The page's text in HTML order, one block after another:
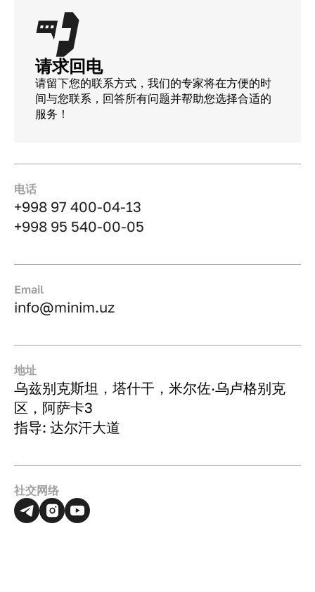
请求回电
请留下您的联系方式，我们的专家将在方便的时
间与您联系，回答所有问题并帮助您选择合适的
服务！
电话
+998 97 400-04-13
+998 95 540-00-05
Email
info@minim.uz
地址
乌兹别克斯坦，塔什干，米尔佐·乌卢格别克
区，阿萨卡3
指导: 达尔汗大道
社交网络